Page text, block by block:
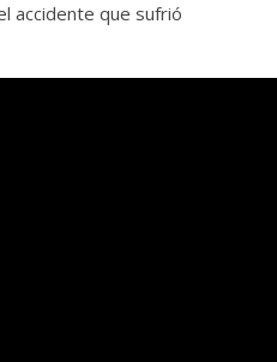
accidente que sufrió